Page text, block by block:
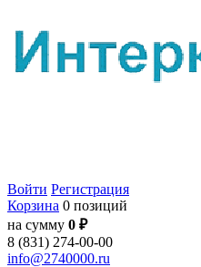
Войти Регистрация
Корзина 0 позиций
на сумму 0 ₽
8 (831) 274-00-00
info@2740000.ru